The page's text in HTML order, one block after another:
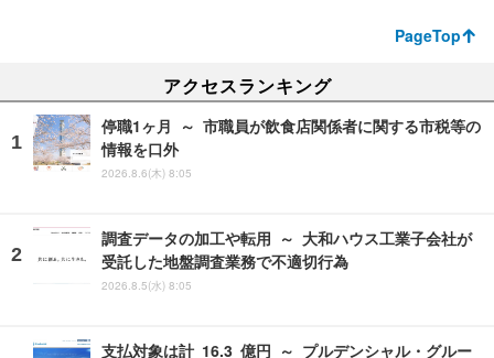
PageTop
アクセスランキング
停職1ヶ月 ～ 市職員が飲食店関係者に関する市税等の
情報を口外
2026.8.6(木) 8:05
調査データの加工や転用 ～ 大和ハウス工業子会社が
受託した地盤調査業務で不適切行為
2026.8.5(水) 8:05
支払対象は計 16.3 億円 ～ プルデンシャル・グルー